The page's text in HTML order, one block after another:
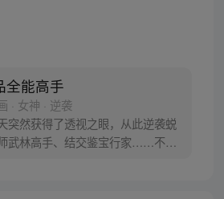
全能高手
· 女神 · 逆袭
突然获得了透视之眼，从此逆袭蜕
武林高手、结交鉴宝行家……不断